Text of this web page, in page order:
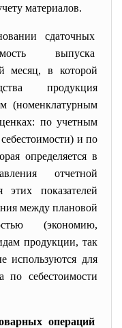
материалов.
сдаточных
выпуска
месяц, в которой
продукция
(номенклатурным
по учетным
и по
определяется в
отчетной
этих показателей
между плановой
(экономию,
продукции, так
используются для
по себестоимости
операций